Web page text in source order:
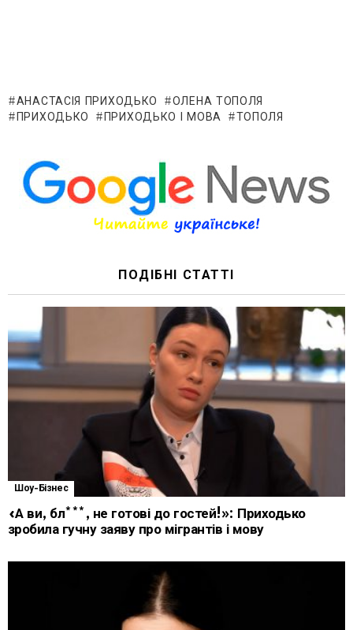
АНАСТАСІЯ ПРИХОДЬКО
ОЛЕНА ТОПОЛЯ
ПРИХОДЬКО
ПРИХОДЬКО І МОВА ТОПОЛЯ
ПОДІБНІ СТАТТІ
Шоу-Бізнес
«А ви, бл***, не готові до гостей!»: Приходько
зробила гучну заяву про мігрантів і мову